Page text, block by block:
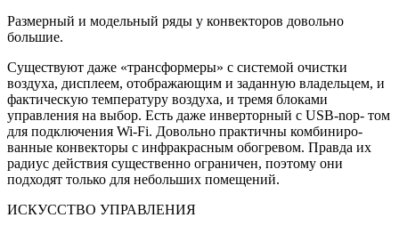
Размерный и модельный ряды у конвекторов довольно
большие.
Существуют даже «трансформеры» с системой очистки
воздуха, дисплеем, отображающим и за­данную владельцем, и
фактиче­скую температуру воздуха, и тре­мя блоками
управления на выбор. Есть даже инверторный с USB-nop- том
для подключения Wi-Fi. Довольно практичны комбиниро­
ванные конвекторы с инфракра­сным обогревом. Правда их
ради­ус действия существенно ограни­чен, поэтому они
подходят только для небольших помещений.
ИСКУССТВО УПРАВЛЕНИЯ